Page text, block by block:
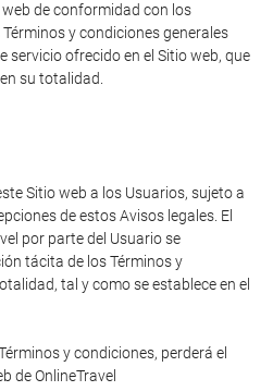
de conformidad con los
y condiciones generales
servicio ofrecido en el Sitio web, que
su totalidad.
Sitio web a los Usuarios, sujeto a
de estos Avisos legales. El
por parte del Usuario se
tácita de los Términos y
tal y como se establece en el
y condiciones, perderá el
de OnlineTravel